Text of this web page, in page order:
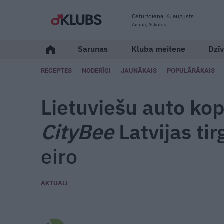
Ceturtdiena, 6. augusts
Aisma, Askolds
Sarunas Kluba meitene
RECEPTES NODERĪGI JAUNĀKAIS POPULĀRĀKAIS
Lietuviešu auto
CityBeeLatvijas
eiro
AKTUĀLI